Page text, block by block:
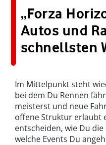
„Forza
Autos und
schnellsten
Im Mittelpunkt steht
bei dem Du Rennen
meisterst und neue
offene Struktur erlaubt
entscheiden, wie Du
welche Events Du